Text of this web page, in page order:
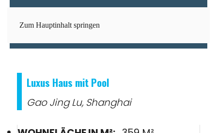
Zum Hauptinhalt springen
Luxus Haus mit Pool
Gao Jing Lu, Shanghai